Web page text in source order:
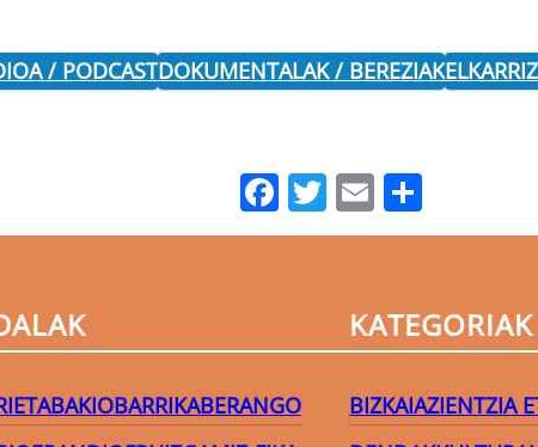
/ PODCASTDOKUMENTALAK / BEREZIAK
Facebook
Twitter
Email
BAKIOBARRIKABERANGO
KATEGORIAK
BIZKAIAZIENTZIA